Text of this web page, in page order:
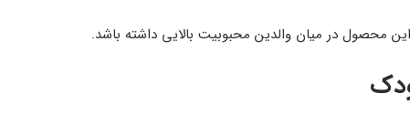
محصول در میان والدین محبوبیت بالایی داشته باشد.